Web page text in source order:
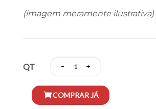
(imagem meramente ilustrativa)
QT